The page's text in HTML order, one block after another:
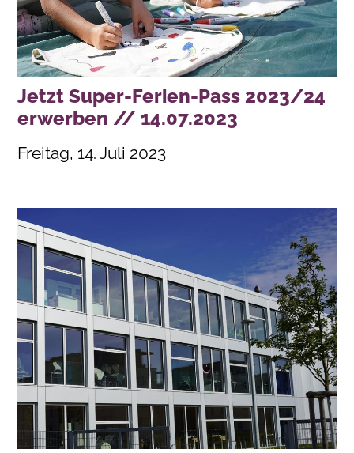
Jetzt Super-Ferien-Pass 2023/24
erwerben // 14.07.2023
Freitag, 14. Juli 2023